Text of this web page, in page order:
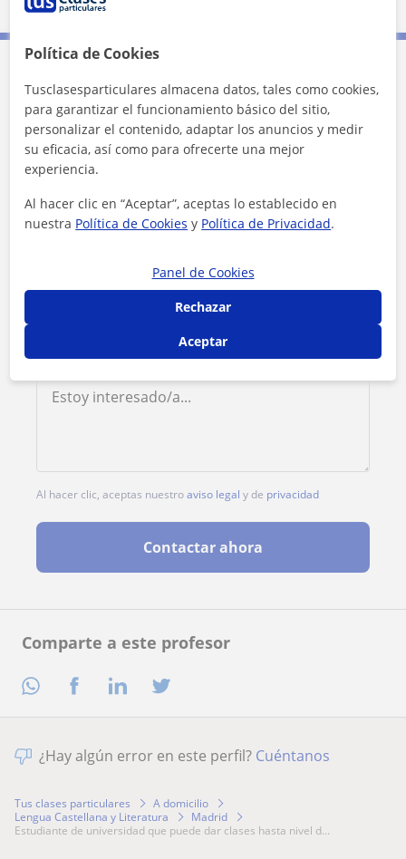
Comparte a este profesor
Contacta con Nur
Tarifa 9 €/h
1ª clase gratis
Al hacer clic, aceptas nuestroaviso legal y de privacidad
Contactar ahora
¿Hay algún error en este perfil? Cuéntanos
Tus clases particulares
A domicilio
Lengua Castellana y Literatura
Madrid
estudiante de universidad que puede dar clases hasta nivel d...
Política de Cookies
Tusclasesparticulares almacena datos, tales como cookies,
para garantizar el funcionamiento básico del sitio,
personalizar el contenido, adaptar los anuncios y medir
su eficacia, así como para ofrecerte una mejor
experiencia.
Al hacer clic en “Aceptar”, aceptas lo establecido en
nuestra Política de Cookies y Política de Privacidad.
Panel de Cookies
Rechazar
Aceptar